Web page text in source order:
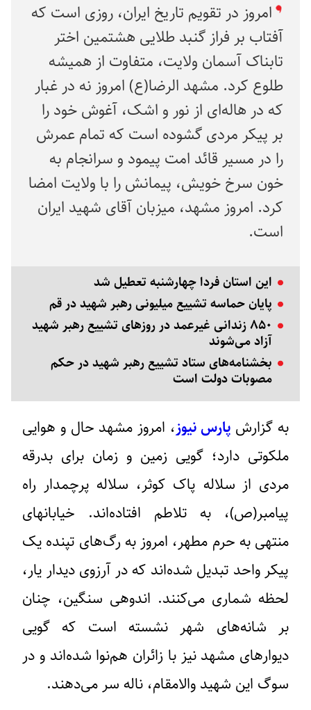
امروز در تقویم تاریخ ایران، روزی است که
آفتاب بر فراز گنبد طلایی هشتمین اختر
تابناک آسمان ولایت، متفاوت از همیشه
طلوع کرد. مشهد الرضا(ع) امروز نه در غبار
که در هاله‌ای از نور و اشک، آغوش خود را
بر پیکر مردی گشوده است که تمام عمرش
را در مسیر قائد امت پیمود و سرانجام به
خون سرخ خویش، پیمانش را با ولایت امضا
کرد. امروز مشهد، میزبان آقای شهید ایران
است.
این استان فردا چهارشنبه تعطیل شد
پایان حماسه تشییع میلیونی رهبر شهید در قم
۸۵۰ زندانی غیرعمد در روزهای تشییع رهبر شهید
آزاد می‌شوند
بخشنامه‌های ستاد تشییع رهبر شهید در حکم
مصوبات دولت است
به گزارش پارس نیوز، امروز مشهد حال و هوایی
ملکوتی دارد؛ گویی زمین و زمان برای بدرقه‌
مردی از سلاله پاک کوثر، سلاله‌ پرچمدار راه
پیامبر(ص)، به تلاطم افتاده‌اند. خیابانهای
منتهی به حرم مطهر، امروز به رگ‌های تپنده‌ یک
پیکر واحد تبدیل شده‌اند که در آرزوی دیدار یار،
لحظه‌ شماری می‌کنند. اندوهی سنگین، چنان
بر شانه‌های شهر نشسته است که گویی
دیوارهای مشهد نیز با زائران هم‌نوا شده‌اند و در
سوگ این شهید والامقام، ناله سر می‌دهند.